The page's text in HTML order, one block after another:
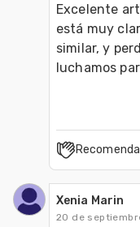
Excelente
está muy
similar, y
luchamos
Xenia Marin
20 de